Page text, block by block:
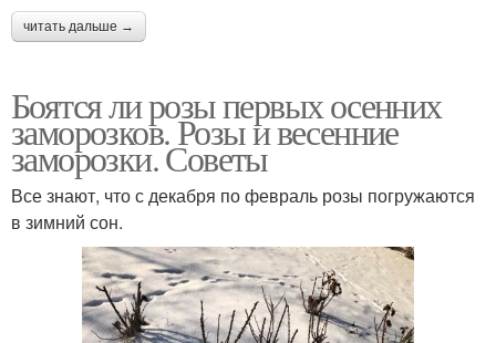
читать дальше →
Боятся ли розы первых осенних
заморозков. Розы и весенние
заморозки. Советы
Все знают, что с декабря по февраль розы погружаются
в зимний сон.